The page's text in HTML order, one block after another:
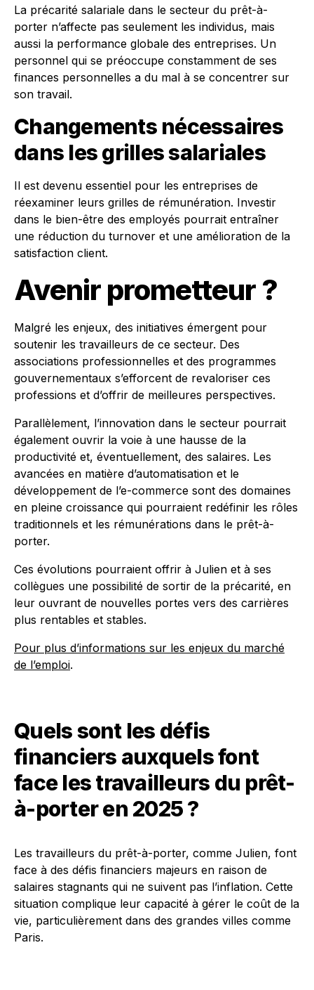
La précarité salariale dans le secteur du prêt-à-
porter n’affecte pas seulement les individus, mais
aussi la performance globale des entreprises. Un
personnel qui se préoccupe constamment de ses
finances personnelles a du mal à se concentrer sur
son travail.
Changements nécessaires
dans les grilles salariales
Il est devenu essentiel pour les entreprises de
réexaminer leurs grilles de rémunération. Investir
dans le bien-être des employés pourrait entraîner
une réduction du turnover et une amélioration de la
satisfaction client.
Avenir prometteur ?
Malgré les enjeux, des initiatives émergent pour
soutenir les travailleurs de ce secteur. Des
associations professionnelles et des programmes
gouvernementaux s’efforcent de revaloriser ces
professions et d’offrir de meilleures perspectives.
Parallèlement, l’innovation dans le secteur pourrait
également ouvrir la voie à une hausse de la
productivité et, éventuellement, des salaires. Les
avancées en matière d’automatisation et le
développement de l’e-commerce sont des domaines
en pleine croissance qui pourraient redéfinir les rôles
traditionnels et les rémunérations dans le prêt-à-
porter.
Ces évolutions pourraient offrir à Julien et à ses
collègues une possibilité de sortir de la précarité, en
leur ouvrant de nouvelles portes vers des carrières
plus rentables et stables.
Pour plus d’informations sur les enjeux du marché
de l’emploi.
Quels sont les défis
financiers auxquels font
face les travailleurs du prêt-
à-porter en 2025 ?
Les travailleurs du prêt-à-porter, comme Julien, font
face à des défis financiers majeurs en raison de
salaires stagnants qui ne suivent pas l’inflation. Cette
situation complique leur capacité à gérer le coût de la
vie, particulièrement dans des grandes villes comme
Paris.